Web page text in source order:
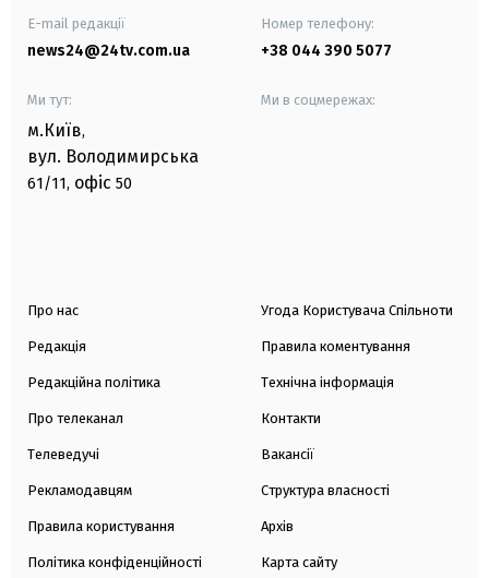
E-mail редакції
news24@24tv.com.ua
Номер телефону:
+38 044 390 5077
Ми тут:
м.Київ,
вул. Володимирська
61/11, офіс 50
Ми в соцмережах:
Про нас
Редакція
Редакційна політика
Про телеканал
Телеведучі
Рекламодавцям
Правила користування
Політика конфіденційності
Угода Користувача Спільноти
Правила коментування
Технічна інформація
Контакти
Вакансії
Структура власності
Архів
Карта сайту